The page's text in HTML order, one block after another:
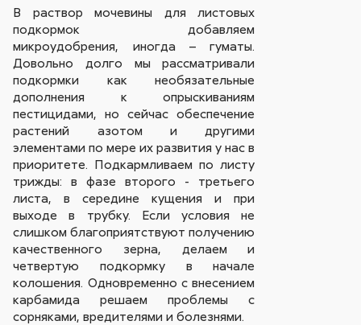
В раствор мочевины для листовых
подкормок добавляем
микроудобрения, иногда – гуматы.
Довольно долго мы рассматривали
подкормки как необязательные
дополнения к опрыскиваниям
пестицидами, но сейчас обеспечение
растений азотом и другими
элементами по мере их развития у нас в
приоритете. Подкармливаем по листу
трижды: в фазе второго - третьего
листа, в середине кущения и при
выходе в трубку. Если условия не
слишком благоприятствуют получению
качественного зерна, делаем и
четвертую подкормку в начале
колошения. Одновременно с внесением
карбамида решаем проблемы с
сорняками, вредителями и болезнями.